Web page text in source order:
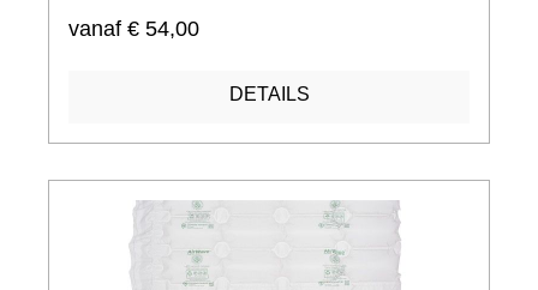
vanaf € 54,00
DETAILS